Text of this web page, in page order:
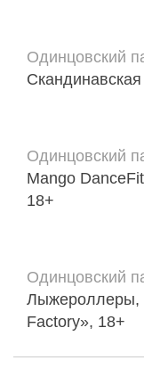
Одинцовский
Одинцовский
Mango
18+
Одинцовский
Лыжероллеры,
Factory», 18+